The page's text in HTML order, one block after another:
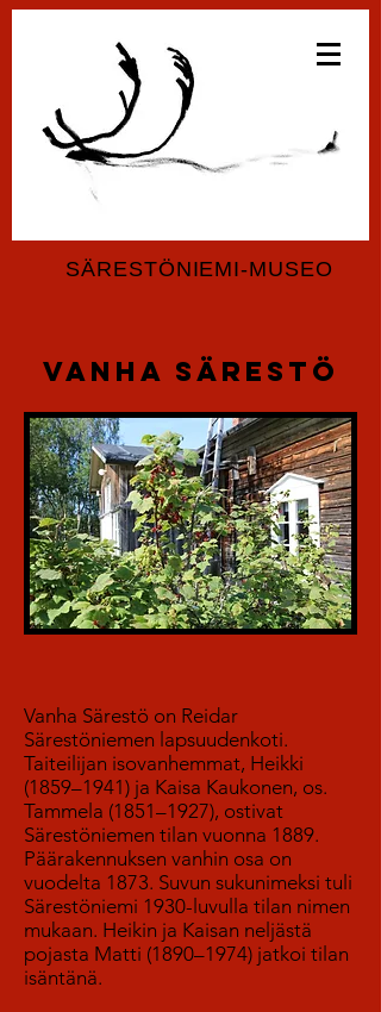
SÄRESTÖNIEMI-MUSEO
Vanha Särestö
Vanha Särestö on Reidar
Särestöniemen lapsuudenkoti.
Taiteilijan isovanhemmat, Heikki
(1859–1941) ja Kaisa Kaukonen, os.
Tammela (1851–1927), ostivat
Särestöniemen tilan vuonna 1889.
Päärakennuksen vanhin osa on
vuodelta 1873. Suvun sukunimeksi tuli
Särestöniemi 1930-luvulla tilan nimen
mukaan. Heikin ja Kaisan neljästä
pojasta Matti (1890–1974) jatkoi tilan
isäntänä.